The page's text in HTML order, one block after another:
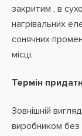
закритим , в
нагрівальних
сонячних
місці.
Термін
Зовнішній
виробником